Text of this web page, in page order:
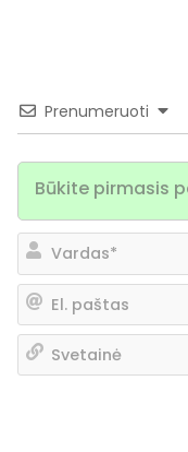
Prenumeruoti